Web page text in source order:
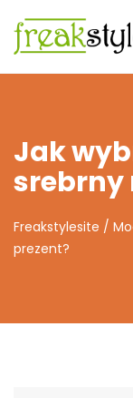
Jak
srebrny
Freakstylesite /
prezent?